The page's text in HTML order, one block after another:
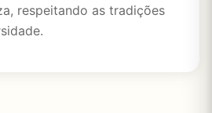
respeitando as tradições